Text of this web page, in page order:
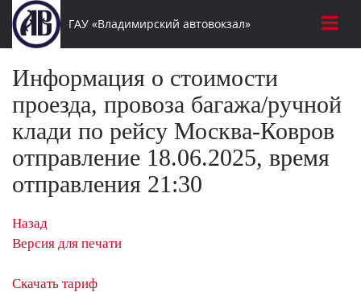
ГАУ «Владимирский автовокзал»
Информация о стоимости
проезда, провоза багажа/ручной
клади по рейсу Москва-Ковров
отправление 18.06.2025, время
отправления 21:30
Назад
Версия для печати
Скачать тариф